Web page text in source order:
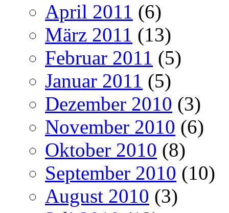
April 2011 (6)
März 2011 (13)
Februar 2011 (5)
Januar 2011 (5)
Dezember 2010 (3)
November 2010 (6)
Oktober 2010 (8)
September 2010 (10)
August 2010 (3)